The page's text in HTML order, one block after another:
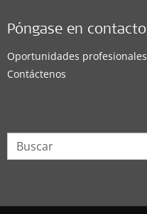
Póngase en contacto
Oportunidades profesionales
Contáctenos